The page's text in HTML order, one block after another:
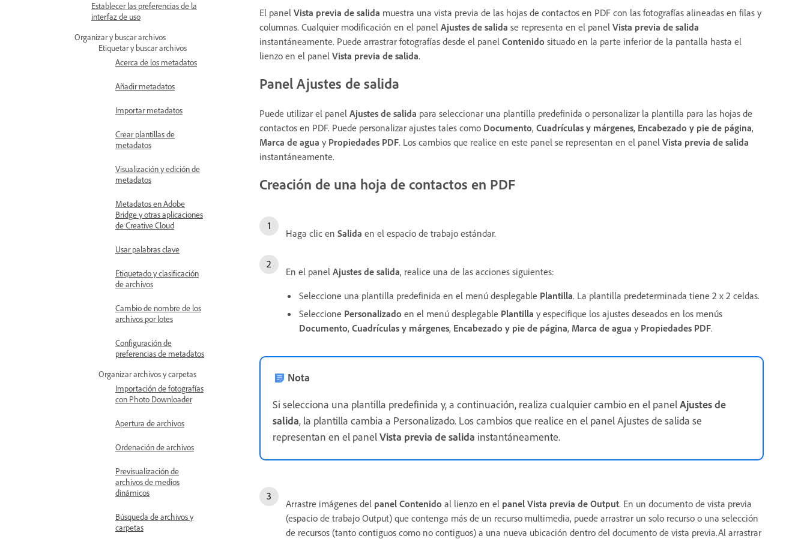
Establecer las preferencias de la
interfaz de uso
Organizar y buscar archivos
Etiquetar y buscar archivos
Acerca de los metadatos
Añadir metadatos
Importar metadatos
Crear plantillas de
metadatos
Visualización y edición de
metadatos
Metadatos en Adobe
Bridge y otras aplicaciones
de Creative Cloud
Usar palabras clave
Etiquetado y clasificación
de archivos
Cambio de nombre de los
archivos por lotes
Configuración de
preferencias de metadatos
Organizar archivos y carpetas
Importación de fotografías
con Photo Downloader
Apertura de archivos
Ordenación de archivos
Previsualización de
archivos de medios
dinámicos
Búsqueda de archivos y
carpetas
El panel Vista previa de salida muestra una vista previa de las hojas de contactos en PDF con las fotografías alineadas en filas y
columnas. Cualquier modificación en el panel Ajustes de salida se representa en el panel Vista previa de salida
instantáneamente. Puede arrastrar fotografías desde el panel Contenido situado en la parte inferior de la pantalla hasta el
lienzo en el panel Vista previa de salida.
Panel Ajustes de salida
Puede utilizar el panel Ajustes de salida para seleccionar una plantilla predefinida o personalizar la plantilla para las hojas de
contactos en PDF. Puede personalizar ajustes tales como Documento, Cuadrículas y márgenes, Encabezado y pie de página,
Marca de agua y Propiedades PDF. Los cambios que realice en este panel se representan en el panel Vista previa de salida
instantáneamente.
Creación de una hoja de contactos en PDF
Haga clic en Salida en el espacio de trabajo estándar.
En el panel Ajustes de salida, realice una de las acciones siguientes:
Seleccione una plantilla predefinida en el menú desplegable Plantilla. La plantilla predeterminada tiene 2 x 2 celdas.
Seleccione Personalizado en el menú desplegable Plantilla y especifique los ajustes deseados en los menús
Documento, Cuadrículas y márgenes, Encabezado y pie de página, Marca de agua y Propiedades PDF.
Nota
Si selecciona una plantilla predefinida y, a continuación, realiza cualquier cambio en el panelAjustes de
salida, la plantilla cambia a Personalizado. Los cambios que realice en el panel Ajustes de salida se
representan en el panelVista previa de salida instantáneamente.
Arrastre imágenes del panel Contenido al lienzo en el panel Vista previa de Output. En un documento de vista previa
(espacio de trabajo Output) que contenga más de un recurso multimedia, puede arrastrar un solo recurso o una selección
de recursos (tanto contiguos como no contiguos) a una nueva ubicación dentro del documento de vista previa.Al arrastrar